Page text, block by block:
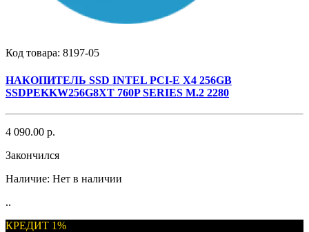
Код товара: 8197-05
НАКОПИТЕЛЬ SSD INTEL PCI-E X4 256GB
SSDPEKKW256G8XT 760P SERIES M.2 2280
4 090.00 р.
Закончился
Наличие: Нет в наличии
..
КРЕДИТ 1%